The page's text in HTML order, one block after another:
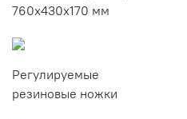
760х430х170 мм
Регулируемые
резиновые ножки